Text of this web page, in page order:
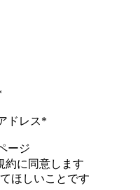
ドレス*
ージ
約に同意します
ほしいことです